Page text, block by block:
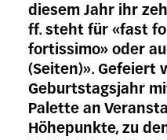
diesem Jahr ihr
ff. steht für «fast
fortissimo» oder
(Seiten)». Gefeiert
Geburtstagsjahr
Palette an
Höhepunkte, zu